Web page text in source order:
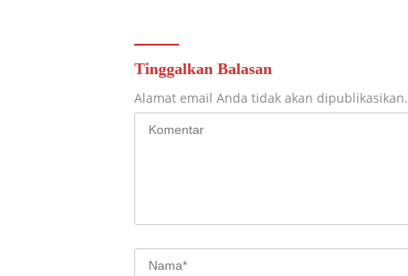
Tinggalkan Balasan
Alamat email Anda tidak akan dipublikasikan.